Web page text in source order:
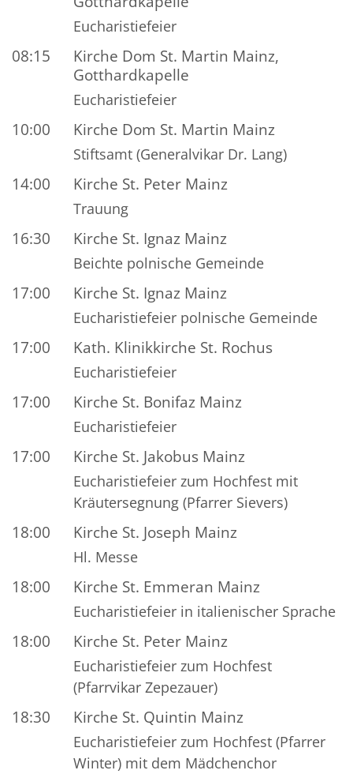
Eucharistiefeier
08:15
Kirche Dom St. Martin Mainz,
Gotthardkapelle
Eucharistiefeier
10:00 Kirche Dom St. Martin Mainz
Stiftsamt (Generalvikar Dr. Lang)
14:00 Kirche St. Peter Mainz
Trauung
16:30 Kirche St. Ignaz Mainz
Beichte polnische Gemeinde
17:00 Kirche St. Ignaz Mainz
Eucharistiefeier polnische Gemeinde
17:00 Kath. Klinikkirche St. Rochus
Eucharistiefeier
17:00 Kirche St. Bonifaz Mainz
Eucharistiefeier
17:00 Kirche St. Jakobus Mainz
Eucharistiefeier zum Hochfest mit
Kräutersegnung (Pfarrer Sievers)
18:00 Kirche St. Joseph Mainz
Hl. Messe
18:00 Kirche St. Emmeran Mainz
Eucharistiefeier in italienischer Sprache
18:00 Kirche St. Peter Mainz
Eucharistiefeier zum Hochfest
(Pfarrvikar Zepezauer)
18:30 Kirche St. Quintin Mainz
Eucharistiefeier zum Hochfest (Pfarrer
Winter) mit dem Mädchenchor